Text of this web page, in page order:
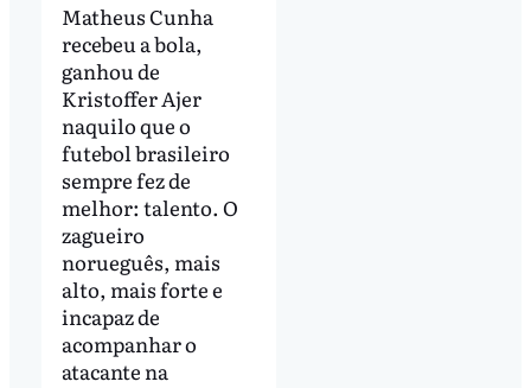
Matheus Cunha
recebeu a bola,
ganhou de
Kristoffer Ajer
naquilo que o
futebol brasileiro
sempre fez de
melhor: talento. O
zagueiro
norueguês, mais
alto, mais forte e
incapaz de
acompanhar o
atacante na